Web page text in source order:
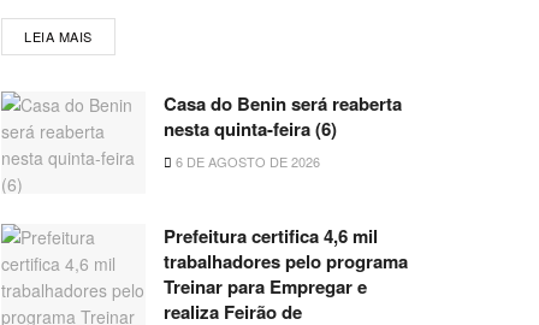
LEIA MAIS
Casa do Benin será reaberta
nesta quinta-feira (6)
6 DE AGOSTO DE 2026
Prefeitura certifica 4,6 mil
trabalhadores pelo programa
Treinar para Empregar e
realiza Feirão de